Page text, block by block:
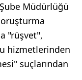
Müdürlüğü
"rüşvet",
hizmetlerinden
suçlarından